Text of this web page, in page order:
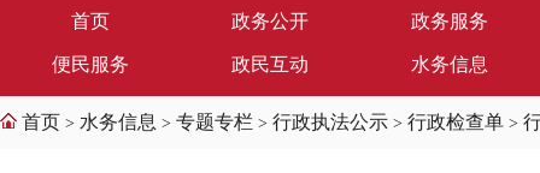
首页 政务公开 政务服务
便民服务 政民互动 水务信息
首页 > 水务信息 > 专题专栏 > 行政执法公示 > 行政检查单 >